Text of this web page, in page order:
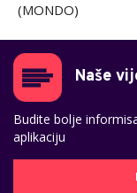
(MONDO)
Naše
Budite bolje
aplikaciju